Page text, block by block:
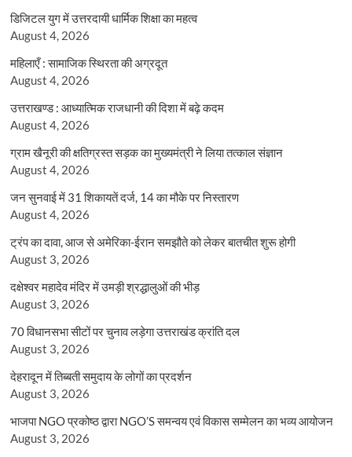
डिजिटल युग में उत्तरदायी धार्मिक शिक्षा का महत्व
August 4, 2026
महिलाएँ : सामाजिक स्थिरता की अग्रदूत
August 4, 2026
उत्तराखण्ड : आध्यात्मिक राजधानी की दिशा में बढ़े कदम
August 4, 2026
ग्राम खैनूरी की क्षतिग्रस्त सड़क का मुख्यमंत्री ने लिया तत्काल संज्ञान
August 4, 2026
जन सुनवाई में 31 शिकायतें दर्ज, 14 का मौके पर निस्तारण
August 4, 2026
ट्रंप का दावा, आज से अमेरिका-ईरान समझौते को लेकर बातचीत शुरू होगी
August 3, 2026
दक्षेश्वर महादेव मंदिर में उमड़ी श्रद्धालुओं की भीड़
August 3, 2026
70 विधानसभा सीटों पर चुनाव लड़ेगा उत्तराखंड क्रांति दल
August 3, 2026
देहरादून में तिब्बती समुदाय के लोगों का प्रदर्शन
August 3, 2026
भाजपा NGO प्रकोष्ठ द्वारा NGO’S समन्वय एवं विकास सम्मेलन का भव्य आयोजन
August 3, 2026